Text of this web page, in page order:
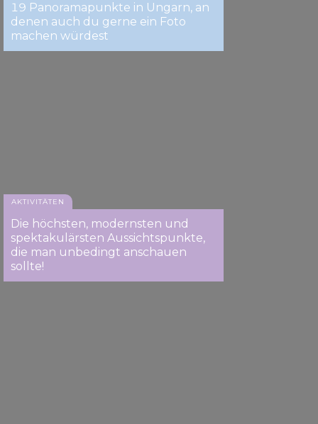
19 Panoramapunkte in Ungarn, an
denen auch du gerne ein Foto
machen würdest
AKTIVITÄTEN
Die höchsten, modernsten und
spektakulärsten Aussichtspunkte,
die man unbedingt anschauen
sollte!